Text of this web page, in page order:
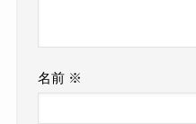
名前 ※